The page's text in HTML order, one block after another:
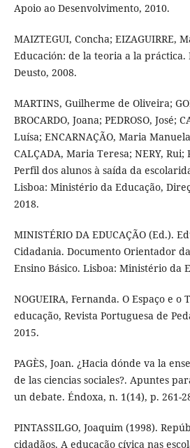
Apoio ao Desenvolvimento, 2010.
MAIZTEGUI, Concha; EIZAGUIRRE,
Educación: de la teoria a la
Deusto, 2008.
MARTINS, Guilherme de Oliveira;
BROCARDO, Joana; PEDROSO, José;
Luísa; ENCARNAÇÃO, Maria
CALÇADA, Maria Teresa; NERY, Rui;
Perfil dos alunos à saída da
Lisboa: Ministério da Educação,
2018.
MINISTÉRIO DA EDUCAÇÃO (Ed.).
Cidadania. Documento Orientador
Ensino Básico. Lisboa: Ministério da
NOGUEIRA, Fernanda. O Espaço e
educação, Revista Portuguesa de
2015.
PAGÈS, Joan. ¿Hacia dónde va la
de las ciencias sociales?. Apuntes
un debate. Éndoxa, n. 1(14), p. 261-
PINTASSILGO, Joaquim (1998).
cidadãos. A educação cívica nas